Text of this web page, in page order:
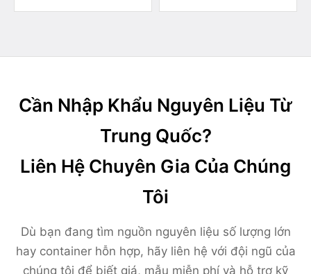
Cần Nhập Khẩu Nguyên Liệu Từ
Trung Quốc?
Liên Hệ Chuyên Gia Của Chúng
Tôi
Dù bạn đang tìm nguồn nguyên liệu số lượng lớn
hay container hỗn hợp, hãy liên hệ với đội ngũ của
chúng tôi để biết giá, mẫu miễn phí và hỗ trợ kỹ